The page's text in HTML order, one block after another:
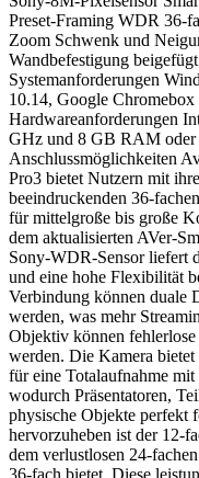
Preset-Framing WDR 36-
Zoom Schwenk und
Wandbefestigung
Systemanforderungen
10.14, Google
Hardwareanforderungen
GHz und 8 GB RAM oder
Anschlussmöglichkeiten
Pro3 bietet Nutzern mit
beeindruckenden 36-
für mittelgroße bis große
dem aktualisierten AVer-
Sony-WDR-Sensor liefert
und eine hohe Flexibilität
Verbindung können duale
werden, was mehr
Objektiv können
werden. Die Kamera
für eine Totalaufnahme
wodurch Präsentatoren,
physische Objekte perfekt
hervorzuheben ist der 12-
dem verlustlosen 24-
36-fach bietet. Diese